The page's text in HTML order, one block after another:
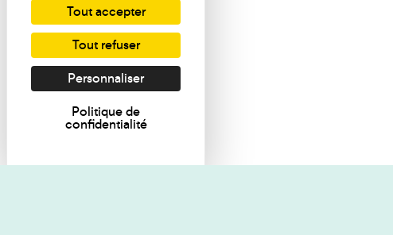
Tout accepter
Tout refuser
Personnaliser
Politique de
confidentialité